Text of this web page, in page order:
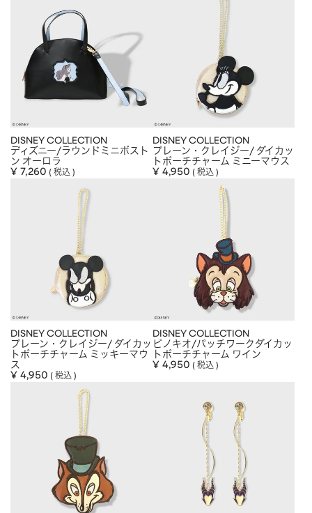
DISNEY COLLECTION
ディズニー/ラウンドミニボスト
ン オーロラ
¥ 7,260 税込
DISNEY COLLECTION
プレーン・クレイジー/ ダイカッ
トポーチチャーム ミニーマウス
¥ 4,950 税込
DISNEY COLLECTION
プレーン・クレイジー/ ダイカッ
トポーチチャーム ミッキーマウ
ス
¥ 4,950 税込
DISNEY COLLECTION
ピノキオ/パッチワークダイカッ
トポーチチャーム ワイン
¥ 4,950 税込